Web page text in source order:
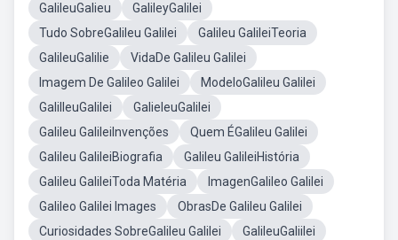
GalileuGalieu
GalileyGalilei
Tudo SobreGalileu Galilei
Galileu GalileiTeoria
GalileuGalilie
VidaDe Galileu Galilei
Imagem De Galileo Galilei
ModeloGalileu Galilei
GalilleuGalilei
GalieleuGalilei
Galileu GalileiInvenções
Quem ÉGalileu Galilei
Galileu GalileiBiografia
Galileu GalileiHistória
Galileu GalileiToda Matéria
ImagenGalileo Galilei
Galileo Galilei Images
ObrasDe Galileu Galilei
Curiosidades SobreGalileu Galilei
GalileuGaliilei